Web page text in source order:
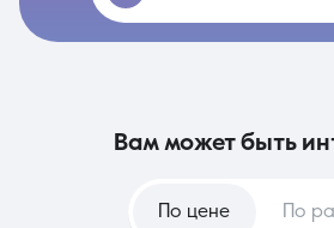
вам может быть
По цене По